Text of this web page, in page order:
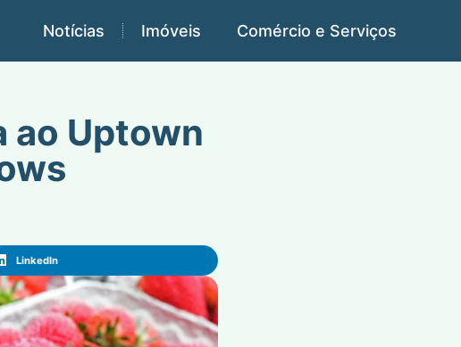
Notícias Imóveis Comércio e Serviços
ao Uptown
LinkedIn